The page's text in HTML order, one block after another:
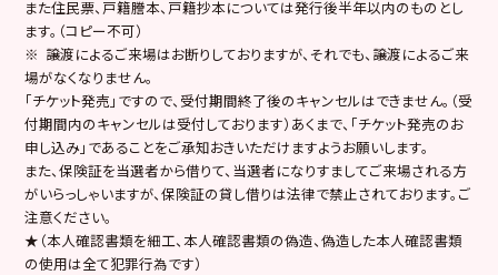
また住民票、戸籍謄本、戸籍抄本については発行後半年以内のものとし
ます。（コピー不可）
※ 譲渡によるご来場はお断りしておりますが、それでも、譲渡によるご来
場がなくなりません。
「チケット発売」ですので、受付期間終了後のキャンセルはできません。（受
付期間内のキャンセルは受付しております）あくまで、「チケット発売のお
申し込み」であることをご承知おきいただけますようお願いします。
また、保険証を当選者から借りて、当選者になりすましてご来場される方
がいらっしゃいますが、保険証の貸し借りは法律で禁止されております。ご
注意ください。
★（本人確認書類を細工、本人確認書類の偽造、偽造した本人確認書類
の使用は全て犯罪行為です）